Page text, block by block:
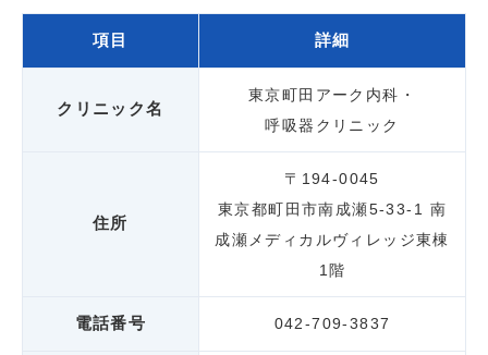
項目 詳細
クリニック名
東京町田アーク内科・
呼吸器クリニック
住所
〒194-0045
東京都町田市南成瀬5-33-1 南
成瀬メディカルヴィレッジ東棟
1階
電話番号 042-709-3837